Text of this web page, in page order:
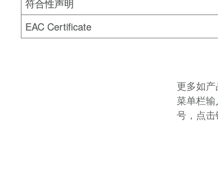
符合性声明
EAC Certificate
更多如
菜单栏
号，点